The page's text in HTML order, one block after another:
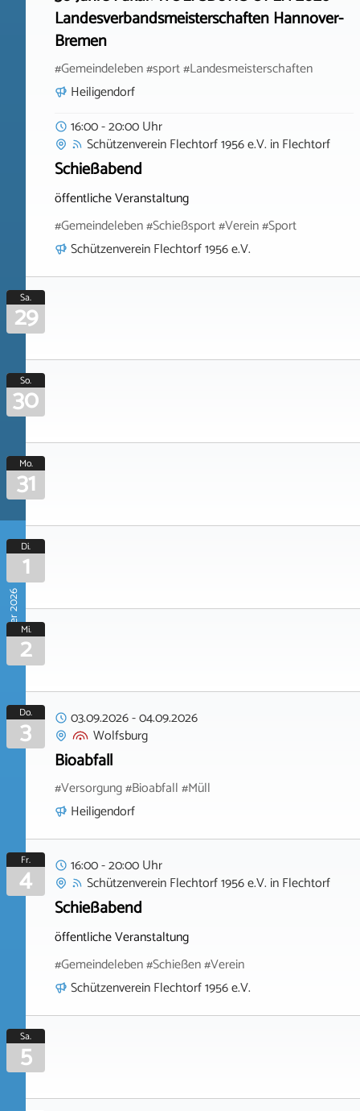
Landesverbandsmeisterschaften Hannover-
Bremen
#Gemeindeleben #sport #Landesmeisterschaften
Heiligendorf
16:00 - 20:00 Uhr
Schützenverein Flechtorf 1956 e.V. inFlechtorf
Schießabend
öffentliche Veranstaltung
#Gemeindeleben #Schießsport #Verein #Sport
Schützenverein Flechtorf 1956 e.V.
Sa.
29
So.
30
Mo.
31
September 2026
Di.
1
Mi.
2
Do.
3 03.09.2026-04.09.2026
Wolfsburg
Bioabfall
#Versorgung #Bioabfall #Müll
Heiligendorf
Fr.
4
16:00 - 20:00 Uhr
Schützenverein Flechtorf 1956 e.V. inFlechtorf
Schießabend
öffentliche Veranstaltung
#Gemeindeleben #Schießen #Verein
Schützenverein Flechtorf 1956 e.V.
Sa.
5